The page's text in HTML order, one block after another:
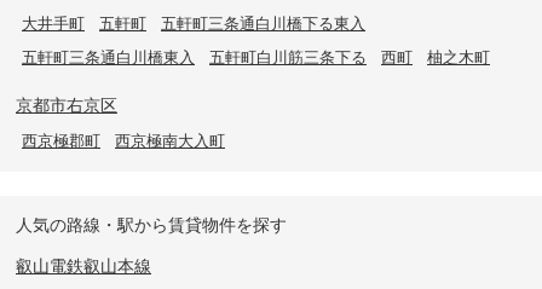
大井手町 五軒町
五軒町三条通白川橋下る東入
五軒町三条通白川橋東入
五軒町白川筋三条下る 西町 柚之木町
京都市右京区
西京極郡町 西京極南大入町
人気の路線・駅から賃貸物件を探す
叡山電鉄叡山本線